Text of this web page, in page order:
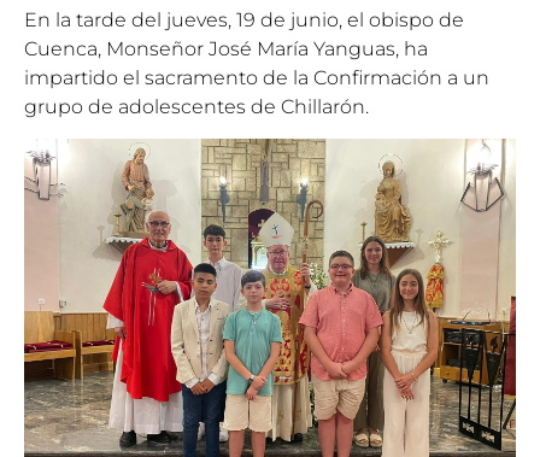
En la tarde del jueves, 19 de junio, el obispo de
Cuenca, Monseñor José María Yanguas, ha
impartido el sacramento de la Confirmación a un
grupo de adolescentes de Chillarón.